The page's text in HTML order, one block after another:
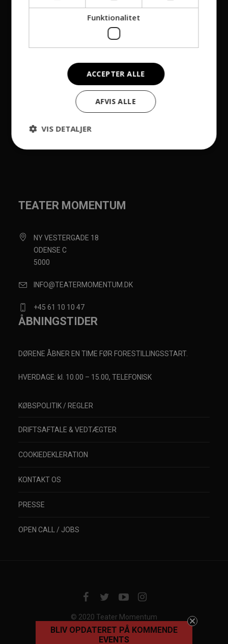
TEATER MOMENTUM
NY VESTERGADE 18
ODENSE C
5000
INFO@TEATERMOMENTUM.DK
+45 61 10 10 47
ÅBNINGSTIDER
DØRENE ÅBNER EN TIME FØR FORESTILLINGSSTART.
HVERDAGE: kl. 10.00 – 15.00, TELEFONISK
KØBSPOLITIK / REGLER
DRIFTSAFTALE & VEDTÆGTER
COOKIEDEKLERATION
KONTAKT OS
PRESSE
OPEN CALL / JOBS
© 2020 Teater Momentum
BLIV OPDATERET PÅ KOMMENDE
EVENTS
Funktionalitet
ACCEPTER ALLE
AFVIS ALLE
VIS DETALJER